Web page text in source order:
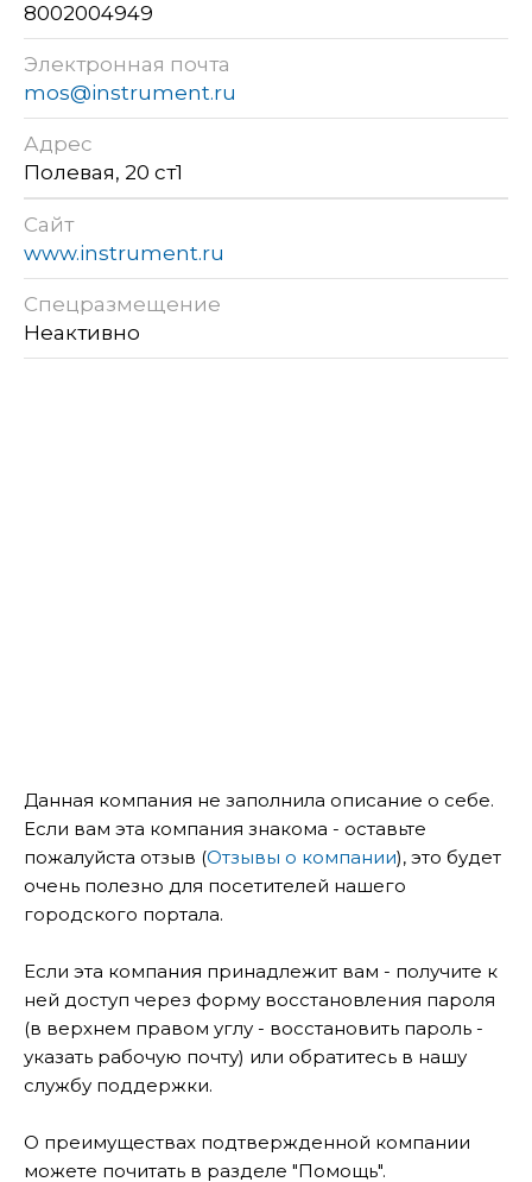
8002004949
Электронная почта
mos@instrument.ru
Адрес
Полевая, 20 ст1
Сайт
www.instrument.ru
Спецразмещение
Неактивно
Данная компания не заполнила описание о себе.
Если вам эта компания знакома - оставьте
пожалуйста отзыв (Отзывы о компании), это будет
очень полезно для посетителей нашего
городского портала.
Если эта компания принадлежит вам - получите к
ней доступ через форму восстановления пароля
(в верхнем правом углу - восстановить пароль -
указать рабочую почту) или обратитесь в нашу
службу поддержки.
О преимуществах подтвержденной компании
можете почитать в разделе "Помощь".